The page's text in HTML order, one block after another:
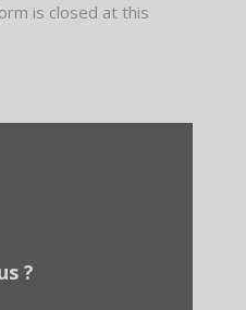
is closed at this
?